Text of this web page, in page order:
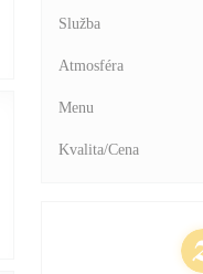
Služba
Atmosféra
Menu
Kvalita/Cena